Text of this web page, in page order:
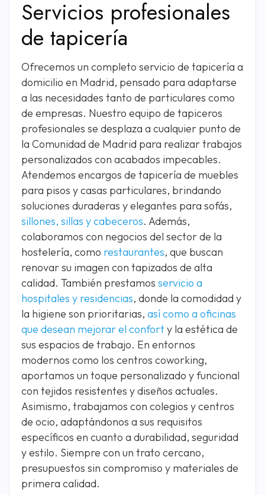
Servicios profesionales
de tapicería
Ofrecemos un completo servicio de tapicería a
domicilio en Madrid, pensado para adaptarse
a las necesidades tanto de particulares como
de empresas. Nuestro equipo de tapiceros
profesionales se desplaza a cualquier punto de
la Comunidad de Madrid para realizar trabajos
personalizados con acabados impecables.
Atendemos encargos de tapicería de muebles
para pisos y casas particulares, brindando
soluciones duraderas y elegantes para sofás,
sillones, sillas y cabeceros. Además,
colaboramos con negocios del sector de la
hostelería, como restaurantes, que buscan
renovar su imagen con tapizados de alta
calidad. También prestamos servicio a
hospitales y residencias, donde la comodidad y
la higiene son prioritarias, así como a oficinas
que desean mejorar el conforty la estética de
sus espacios de trabajo. En entornos
modernos como los centros coworking,
aportamos un toque personalizado y funcional
con tejidos resistentes y diseños actuales.
Asimismo, trabajamos con colegios y centros
de ocio, adaptándonos a sus requisitos
específicos en cuanto a durabilidad, seguridad
y estilo. Siempre con un trato cercano,
presupuestos sin compromiso y materiales de
primera calidad.